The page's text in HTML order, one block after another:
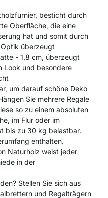
besticht durch
Oberfläche, die eine
hat und somit durch
überzeugt
- 1,8 cm, überzeugt
Look und besondere
um darauf schöne Deko
Sie mehrere Regale
so zu einem absoluten
im Flur oder im
bis zu 30 kg belastbar.
enthalten.
Naturholz weist jeder
in der
Stellen Sie sich aus
und Regalträgern